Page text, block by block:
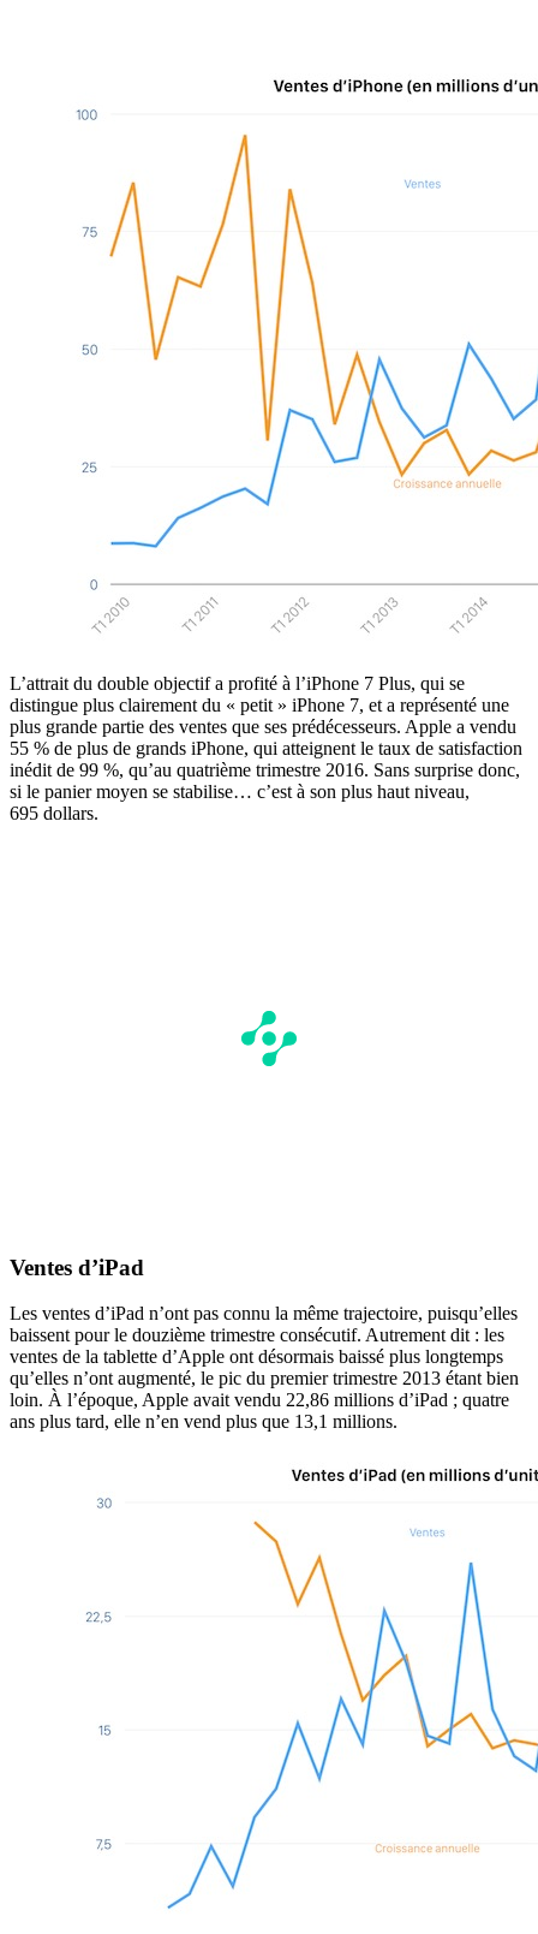
L’attrait du double objectif a profité à l’iPhone 7 Plus, qui se
distingue plus clairement du « petit » iPhone 7, et a représenté une
plus grande partie des ventes que ses prédécesseurs. Apple a vendu
55 % de plus de grands iPhone, qui atteignent le taux de satisfaction
inédit de 99 %, qu’au quatrième trimestre 2016. Sans surprise donc,
si le panier moyen se stabilise… c’est à son plus haut niveau,
695 dollars.
Ventes d’iPad
Les ventes d’iPad n’ont pas connu la même trajectoire, puisqu’elles
baissent pour le douzième trimestre consécutif. Autrement dit : les
ventes de la tablette d’Apple ont désormais baissé plus longtemps
qu’elles n’ont augmenté, le pic du premier trimestre 2013 étant bien
loin. À l’époque, Apple avait vendu 22,86 millions d’iPad ; quatre
ans plus tard, elle n’en vend plus que 13,1 millions.